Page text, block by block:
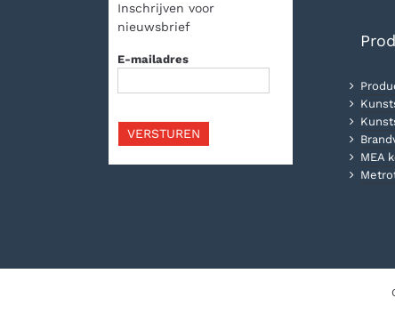
Inschrijven voor
nieuwsbrief
E-mailadres
VERSTUREN
MEA